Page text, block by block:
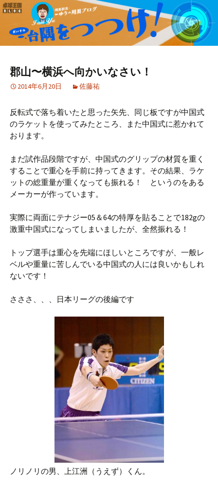
郡山〜横浜へ向かいなさい！
2014年6月20日 佐藤祐
反転式で落ち着いたと思った矢先、同じ板ですが中国式
のラケットを使ってみたところ、また中国式に惹かれて
おります。
まだ試作品段階ですが、中国式のグリップの材質を重く
することで重心を手前に持ってきます。その結果、ラケ
ットの総重量が重くなっても振れる！ というのをある
メーカーが作っています。
実際に両面にテナジー05＆64の特厚を貼ることで182gの
激重中国式になってしまいましたが、全然振れる！
トップ選手は重心を先端にほしいところですが、一般レ
ベルや重量に苦しんでいる中国式の人には良いかもしれ
ないです！
さささ、、、日本リーグの後編です
ノリノリの男、上江洲（うえず）くん。